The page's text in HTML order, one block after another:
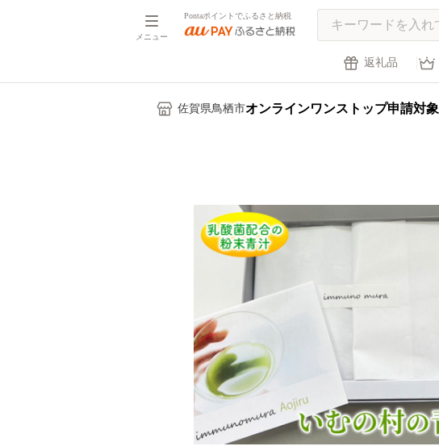
メニュー
Pontaポイントでふるさと納税
返礼品
佐賀県鳥栖市オンラインワンストップ申請対象